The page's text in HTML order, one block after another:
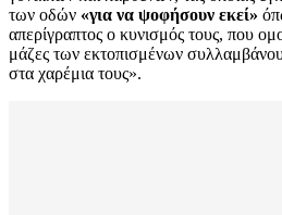
των οδών «για να ψοφήσουν εκεί»
απερίγραπτος ο κυνισμός τους, που
μάζες των εκτοπισμένων
στα χαρέμια τους».